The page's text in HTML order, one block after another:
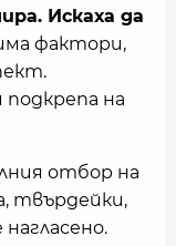
Искаха да
фактори,
на
отбор на
твърдейки,